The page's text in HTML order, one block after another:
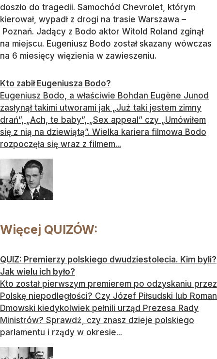
doszło do tragedii. Samochód Chevrolet, którym
kierował, wypadł z drogi na trasie Warszawa –
Poznań. Jadący z Bodo aktor Witold Roland zginął
na miejscu. Eugeniusz Bodo został skazany wówczas
na 6 miesięcy więzienia w zawieszeniu.
Kto zabił Eugeniusza Bodo?
Eugeniusz Bodo, a właściwie Bohdan Eugène Junod
zasłynął takimi utworami jak „Już taki jestem zimny
drań”, „Ach, te baby”, „Sex appeal” czy „Umówiłem
się z nią na dziewiątą”. Wielka kariera filmowa Bodo
rozpoczęła się wraz z filmem...
Więcej QUIZÓW:
QUIZ: Premierzy polskiego dwudziestolecia. Kim byli?
Jak wielu ich było?
Kto został pierwszym premierem po odzyskaniu przez
Polskę niepodległości? Czy Józef Piłsudski lub Roman
Dmowski kiedykolwiek pełnili urząd Prezesa Rady
Ministrów? Sprawdź, czy znasz dzieje polskiego
parlamentu i rządy w okresie...